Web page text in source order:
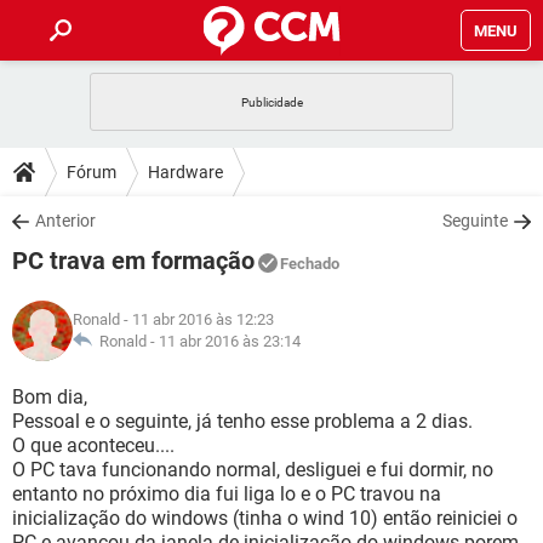
MENU
CELULAR
OUTLOOK
INSTAGRAM GMAIL
GUIA DE COMPRAS
DICAS
JOGOS
INSTAGRAM
GUIA DE COMPRAS
DOWNLOADS
JOGOS WHATSAPP
CELULAR
OUTLOOK EXCEL
INSTAGRAM
GUIA DE COMPRAS
JOGOS
CELULAR
OUTLOOK
INSTAGRAM
GUIA DE COMPRAS
GLOSSÁRIO
JOGOS
CELULAR FACEBOOK
OUTLOOK EXCEL
INSTAGRAM GMAIL
Fórum Hardware
Anterior Seguinte
PC trava em formação Fechado
Ronald - 11 abr 2016 às 12:23
Ronald - 11 abr 2016 às 23:14
Bom dia,
Pessoal e o seguinte, já tenho esse problema a 2 dias.
O que aconteceu....
O PC tava funcionando normal, desliguei e fui dormir, no
entanto no próximo dia fui liga lo e o PC travou na
inicialização do windows (tinha o wind 10) então reiniciei o